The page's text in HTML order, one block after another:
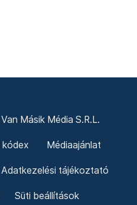
Másik Média S.R.L.
kódex Médiaajánlat
Adatkezelési tájékoztató
Süti beállítások